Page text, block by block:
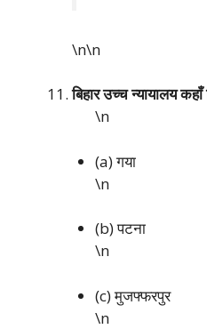
\n\n
बिहार उच्च न्यायालय
\n
(a) गया
\n
(b) पटना
\n
(c) मुजफ्फरपुर
\n